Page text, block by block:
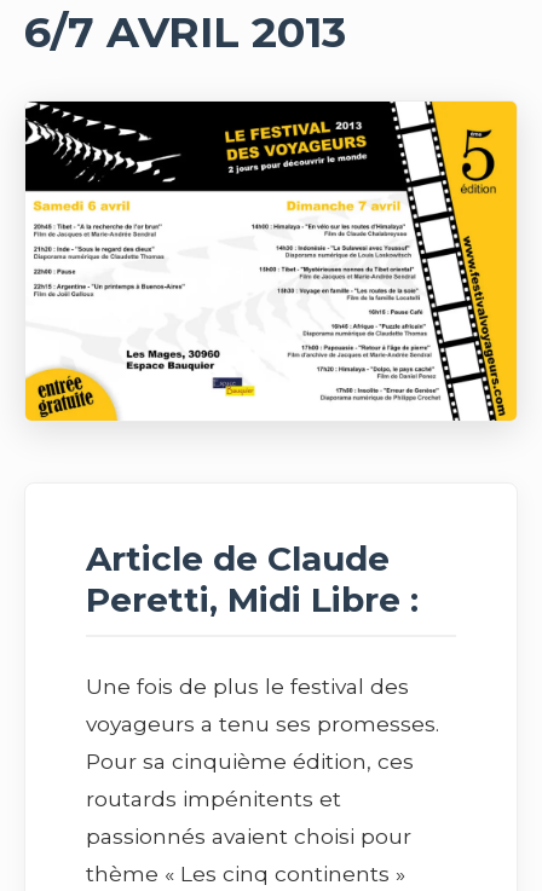
6/7 AVRIL 2013
Article de Claude
Peretti, Midi Libre :
Une fois de plus le festival des
voyageurs a tenu ses promesses.
Pour sa cinquième édition, ces
routards impénitents et
passionnés avaient choisi pour
thème « Les cinq continents »